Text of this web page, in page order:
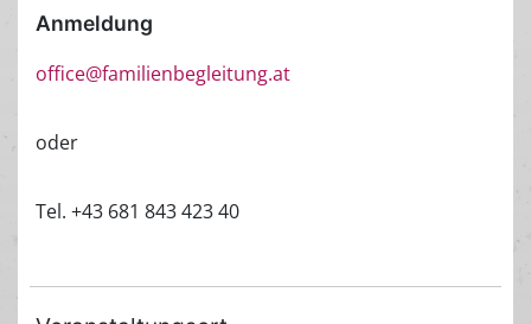
Anmeldung
office@familienbegleitung.at
oder
Tel. +43 681 843 423 40